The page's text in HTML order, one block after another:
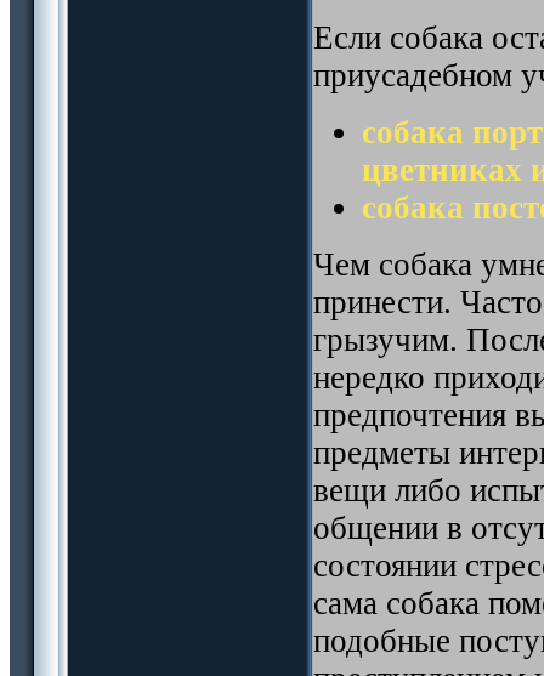
Если собака
приусадебном
собака
цветниках
собака
Чем собака
принести.
грызучим.
нередко
предпочтения
предметы
вещи либо
общении в
состоянии
сама собака
подобные